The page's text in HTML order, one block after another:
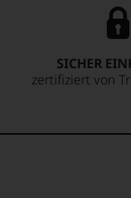
SICHER
zertifiziert von